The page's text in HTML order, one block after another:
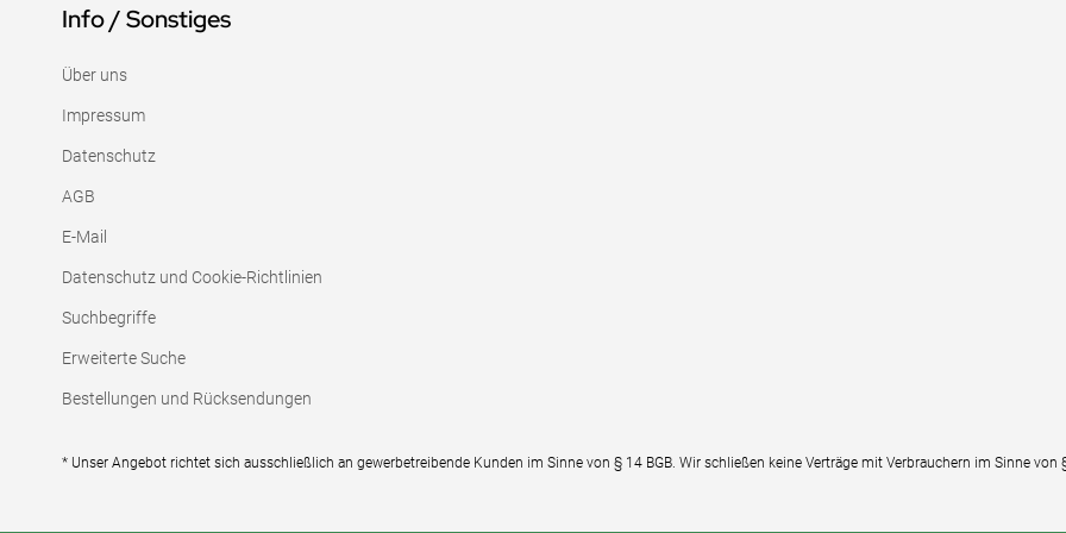
Info / Sonstiges
Über uns
Impressum
Datenschutz
AGB
E-Mail
Datenschutz und Cookie-Richtlinien
Suchbegriffe
Erweiterte Suche
Bestellungen und Rücksendungen
* Unser Angebot richtet sich ausschließlich an gewerbetreibende Kunden im Sinne von § 14 BGB. Wir schließen keine Verträge mit Verbrauchern im Sinne von